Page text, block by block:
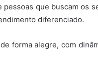
que buscam os
diferenciado.
forma alegre, com